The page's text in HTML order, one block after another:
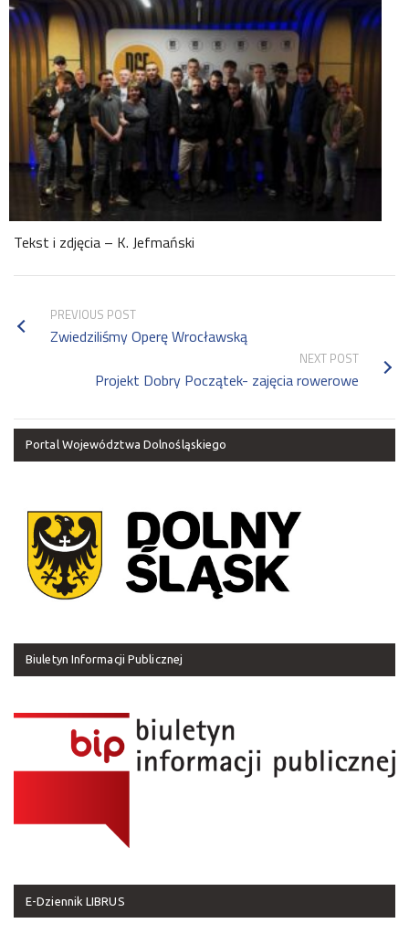
Tekst i zdjęcia – K. Jefmański
PREVIOUS POST
Zwiedziliśmy Operę Wrocławską
NEXT POST
Projekt Dobry Początek- zajęcia rowerowe
Portal Województwa Dolnośląskiego
Biuletyn Informacji Publicznej
E-Dziennik LIBRUS